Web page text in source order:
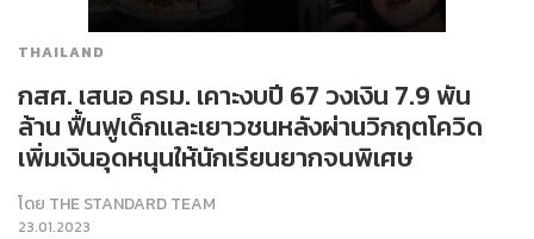
THAILAND
กสศ. เสนอ ครม. เคาะงบปี 67 วงเงิน 7.9 พัน
ล้าน ฟื้นฟูเด็กและเยาวชนหลังผ่านวิกฤตโควิด
เพิ่มเงินอุดหนุนให้นักเรียนยากจนพิเศษ
โดย THE STANDARD TEAM
23.01.2023